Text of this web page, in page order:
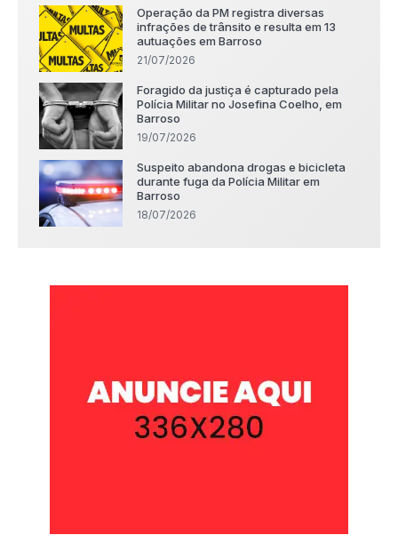
Operação da PM registra diversas
infrações de trânsito e resulta em 13
autuações em Barroso
21/07/2026
Foragido da justiça é capturado pela
Polícia Militar no Josefina Coelho, em
Barroso
19/07/2026
Suspeito abandona drogas e bicicleta
durante fuga da Polícia Militar em
Barroso
18/07/2026